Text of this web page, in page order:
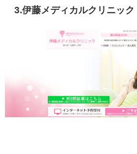
3.伊藤メディカルクリニック